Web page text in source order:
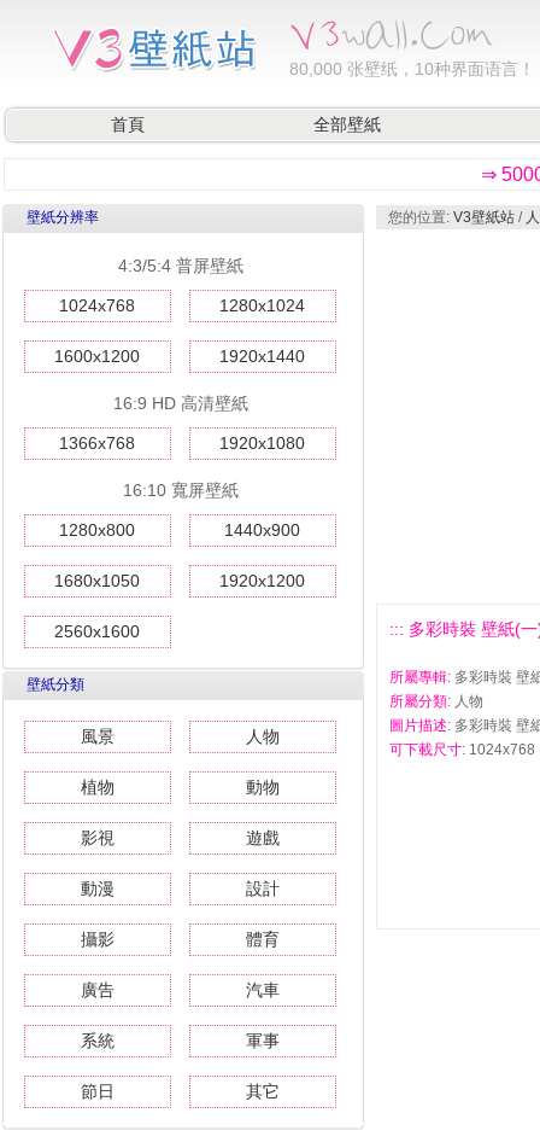
80,000 张壁纸，10种界面语言！
首頁 全部壁紙
⇒
壁紙分辨率
4:3/5:4 普屏壁紙
1024x768 1280x1024
1600x1200 1920x1440
16:9 HD 高清壁紙
1366x768 1920x1080
16:10 寬屏壁紙
1280x800 1440x900
1680x1050 1920x1200
2560x1600
壁紙分類
風景 人物
植物 動物
影視 遊戲
動漫 設計
攝影 體育
廣告 汽車
系統 軍事
節日 其它
您的位置: V3壁紙站 /
::: 多彩時裝 壁紙(
所屬專輯: 多彩時裝 壁
所屬分類: 人物
圖片描述: 多彩時裝 壁
可下載尺寸: